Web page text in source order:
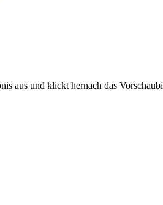
aus und klickt hernach das